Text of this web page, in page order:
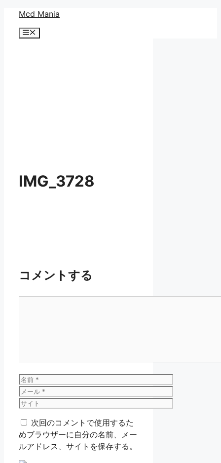
Mcd Mania
メ
IMG_3728
コメントする
名
前
メ
ー
サ
ト 次回のコメントで使用するた
めブラウザーに自分の名前、メー
ルアドレス、サイトを保存する。